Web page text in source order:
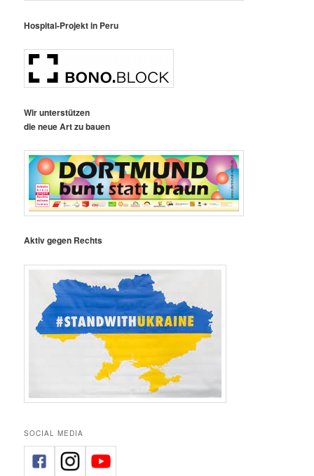
Hospital-Projekt in Peru
Wir unterstützen
die neue Art zu bauen
Aktiv gegen Rechts
SOCIAL MEDIA